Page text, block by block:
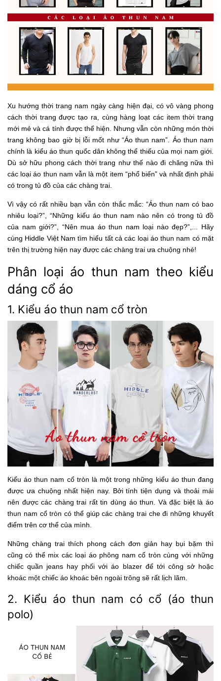
Xu hướng thời trang nam ngày càng hiện đại, có vô vàng phong
cách thời trang được tạo ra, cùng hàng loạt các item thời trang
mới mẻ và cá tính được thể hiện. Nhưng vẫn còn những món thời
trang không bao giờ bị lỗi mốt như “Áo thun nam”. Áo thun nam
chính là kiểu áo thun quốc dân không thể thiếu của mọi nam giới.
Dù sở hữu phong cách thời trang như thế nào đi chăng nữa thì
các loại áo thun nam vẫn là một item “phổ biến” và nhất định phải
có trong tủ đồ của các chàng trai.
Vì vậy có rất nhiều bạn vẫn còn thắc mắc: “Áo thun nam có bao
nhiêu loại?”, “Những kiểu áo thun nam nào nên có trong tủ đồ
của nam giới?”, “Nên mua áo thun nam loại nào đẹp?”,... Hãy
cùng Hiddle Việt Nam tìm hiểu tất cả các loại áo thun nam có mặt
trên thị trường hiện nay được các chàng trai ưa chuộng nhé!
Phân loại áo thun nam theo kiểu
dáng cổ áo
1. Kiểu áo thun nam cổ tròn
Kiểu áo thun nam cổ tròn là một trong những kiểu áo thun đang
được ưa chuộng nhất hiện nay. Bởi tính tiện dụng và thoải mái
nên được các chàng trai rất tin dùng áo thun. Và đặc biệt là áo
thun nam cổ tròn có thể giúp các chàng trai che đi những khuyết
điểm trên cơ thể của mình.
Những chàng trai thích phong cách đơn giản hay bụi bặm thì
cũng có thể mix các loại áo phông nam cổ tròn cùng với những
chiếc quần jeans hay phối với áo blazer để tới công sở hoặc
khoác một chiếc áo khoác bên ngoài trông sẽ rất lịch lãm.
2. Kiểu áo thun nam có cổ (áo thun
polo)